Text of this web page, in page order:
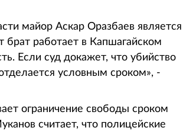
майор Аскар Оразбаев является
брат работает в Капшагайском
Если суд докажет, что убийство
условным сроком», -
ограничение свободы сроком
считает, что полицейские